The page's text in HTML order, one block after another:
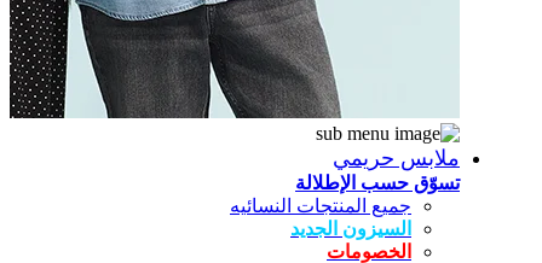
ملابس حريمي
تسوّق حسب الإطلالة
جميع المنتجات النسائيه
السيزون الجديد
الخصومات